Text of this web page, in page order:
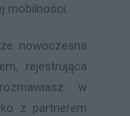
mobilności.
nowoczesna
rejestrująca
w
z partnerem